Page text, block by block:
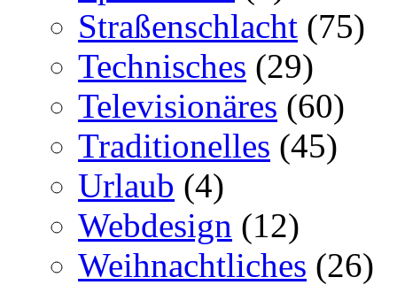
Straßenschlacht (75)
Technisches (29)
Televisionäres (60)
Traditionelles (45)
Urlaub (4)
Webdesign (12)
Weihnachtliches (26)